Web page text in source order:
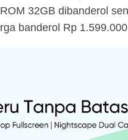
32GB dibanderol
banderol Rp